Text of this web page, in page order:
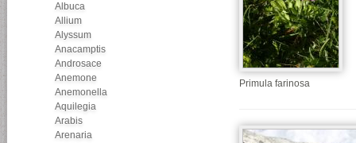
Albuca
Allium
Alyssum
Anacamptis
Androsace
Anemone
Anemonella
Aquilegia
Arabis
Arenaria
Primula farinosa